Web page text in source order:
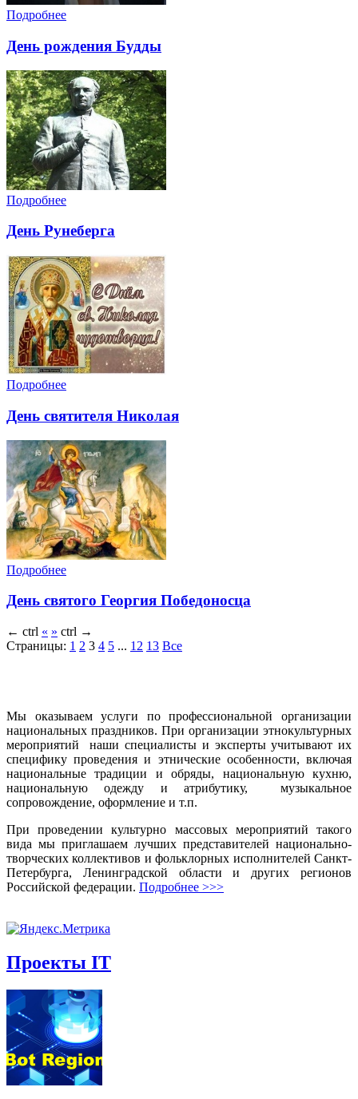
Подробнее
День рождения Будды
Подробнее
День Рунеберга
Подробнее
День святителя Николая
Подробнее
День святого Георгия Победоносца
← ctrl « » ctrl →
Страницы: 1 2 3 4 5 ... 12 13 Все
Мы оказываем услуги по профессиональной организации
национальных праздников. При организации этнокультурных
мероприятий наши специалисты и эксперты учитывают их
специфику проведения и этнические особенности, включая
национальные традиции и обряды, национальную кухню,
национальную одежду и атрибутику, музыкальное
сопровождение, оформление и т.п.
При проведении культурно массовых мероприятий такого
вида мы приглашаем лучших представителей национально-
творческих коллективов и фольклорных исполнителей Санкт-
Петербурга, Ленинградской области и других регионов
Российской федерации. Подробнее >>>
Проекты IT